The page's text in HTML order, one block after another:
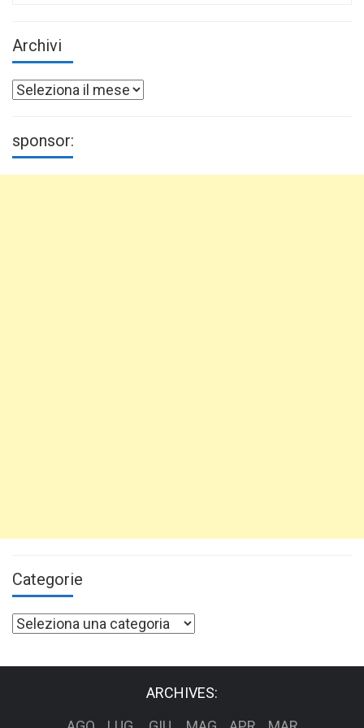
Archivi
Archivi
sponsor:
Categorie
Categorie
ARCHIVES: